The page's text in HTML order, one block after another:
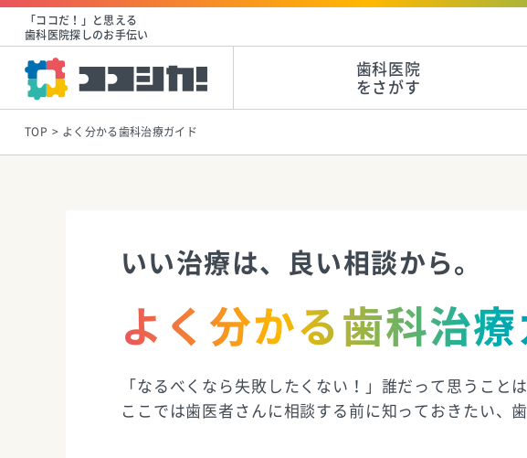
「ココだ！」と思える
歯科医院探しのお手伝い
歯科医院
をさがす
TOP よく分かる歯科治療ガイド
いい治療は、良い相談から。
よく分かる歯科治療
「なるべくなら失敗したくない！」誰だって思うこと
ここでは歯医者さんに相談する前に知っておきたい、